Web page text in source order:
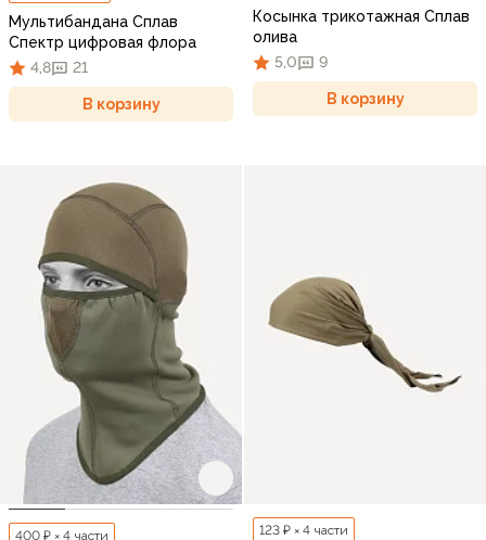
Мультибандана Сплав
Спектр цифровая флора
4,8
21
В корзину
Косынка трикотажная Сплав
олива
5,0
9
В корзину
400 ₽ × 4 части 123 ₽ × 4 части